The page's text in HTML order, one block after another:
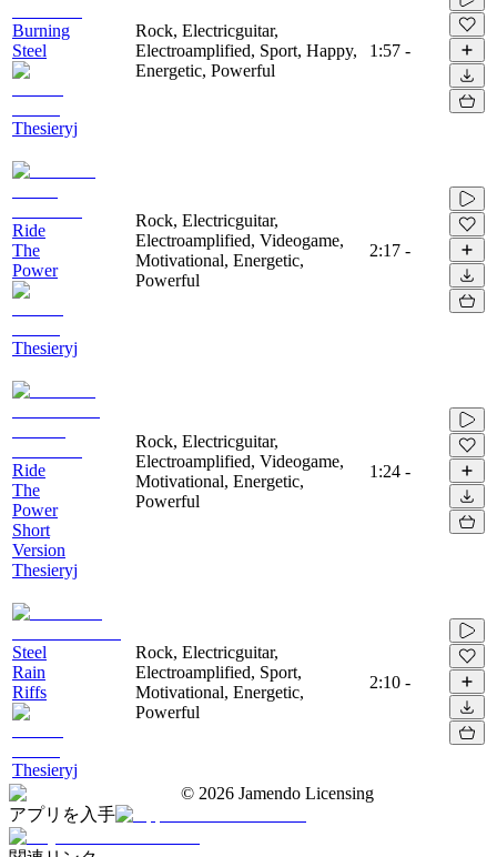
Burning
Steel
Thesieryj
Rock, Electricguitar,
Electroamplified, Sport, Happy,
Energetic, Powerful
1:57 -
Ride
The
Power
Thesieryj
Rock, Electricguitar,
Electroamplified, Videogame,
Motivational, Energetic,
Powerful
2:17 -
Ride
The
Power
Short
Version
Thesieryj
Rock, Electricguitar,
Electroamplified, Videogame,
Motivational, Energetic,
Powerful
1:24 -
Steel
Rain
Riffs
Thesieryj
Rock, Electricguitar,
Electroamplified, Sport,
Motivational, Energetic,
Powerful
2:10 -
© 2026 Jamendo Licensing
アプリを入手